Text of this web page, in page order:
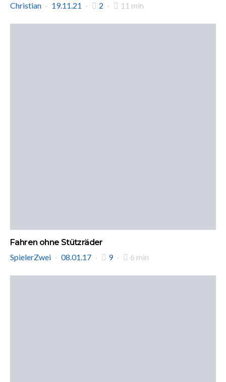
Christian 19.11.21 2 11 min
Fahren ohne Stützräder
SpielerZwei
08.01.17 9 6 min